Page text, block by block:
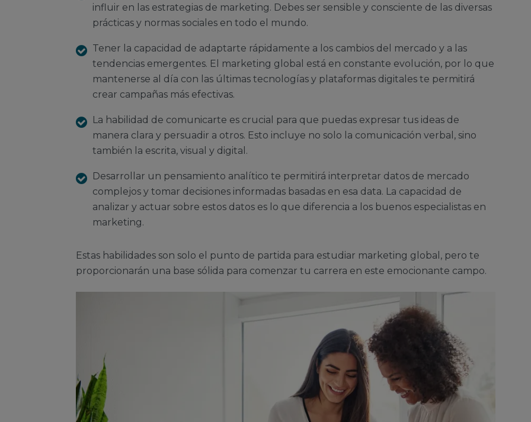
influir en las estrategias de marketing. Debes ser sensible y consciente de las diversas
prácticas y normas sociales en todo el mundo.
Tener la capacidad de adaptarte rápidamente a los cambios del mercado y a las
tendencias emergentes. El marketing global está en constante evolución, por lo que
mantenerse al día con las últimas tecnologías y plataformas digitales te permitirá
crear campañas más efectivas.
La habilidad de comunicarte es crucial para que puedas expresar tus ideas de
manera clara y persuadir a otros. Esto incluye no solo la comunicación verbal, sino
también la escrita, visual y digital.
Desarrollar un pensamiento analítico te permitirá interpretar datos de mercado
complejos y tomar decisiones informadas basadas en esa data. La capacidad de
analizar y actuar sobre estos datos es lo que diferencia a los buenos especialistas en
marketing.
Estas habilidades son solo el punto de partida para estudiar marketing global, pero te
proporcionarán una base sólida para comenzar tu carrera en este emocionante campo.